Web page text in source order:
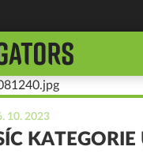
10. 2023
KATEGORIE